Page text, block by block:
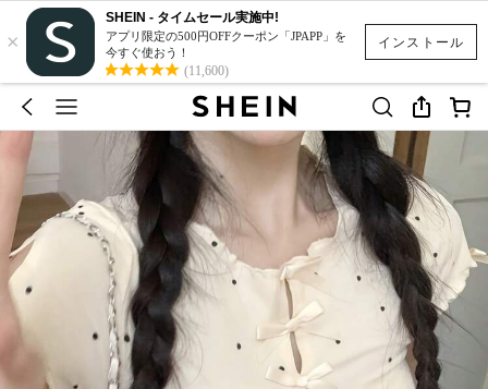
インストール
×
SHEIN - タイムセール実施中!
アプリ限定の500円OFFクーポン「JPAPP」を
今すぐ使おう！
(11,600)